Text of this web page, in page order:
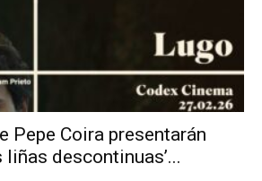
Pepe Coira presentarán
liñas descontinuas’...